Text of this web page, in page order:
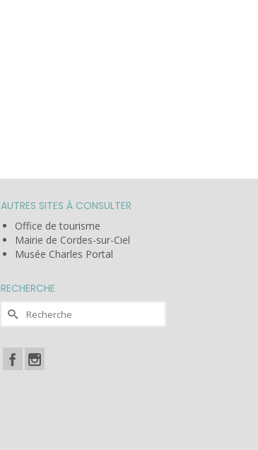
AUTRES SITES À CONSULTER
Office de tourisme
Mairie de Cordes-sur-Ciel
Musée Charles Portal
RECHERCHE
Rechercher :